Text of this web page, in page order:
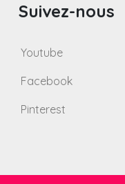
Suivez-nous
Youtube
Facebook
Pinterest